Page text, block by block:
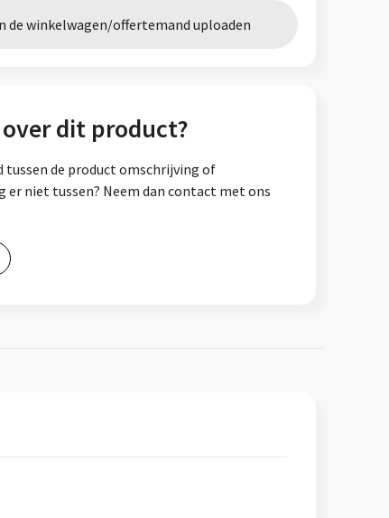
de winkelwagen/offertemand uploaden
over dit product?
de product omschrijving of
er niet tussen? Neem dan contact met ons